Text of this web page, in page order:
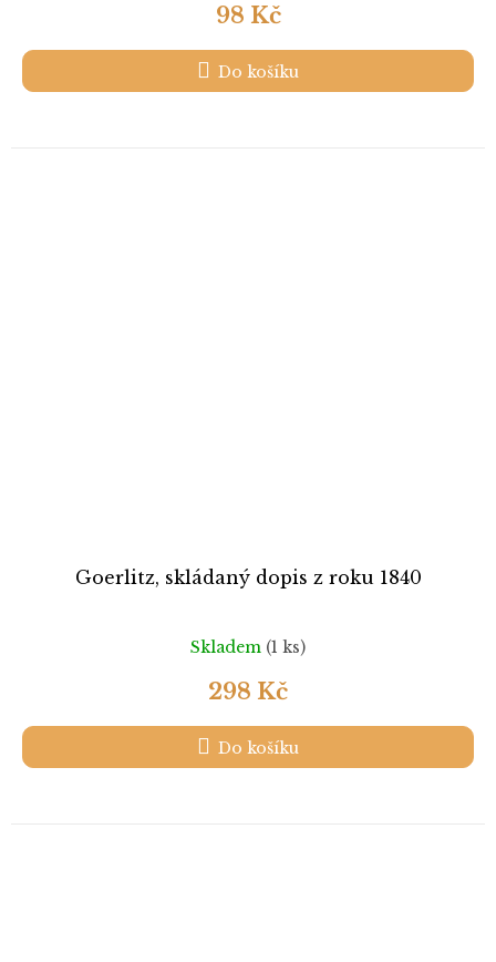
98 Kč
Do košíku
Goerlitz, skládaný dopis z roku 1840
Skladem (1 ks)
298 Kč
Do košíku